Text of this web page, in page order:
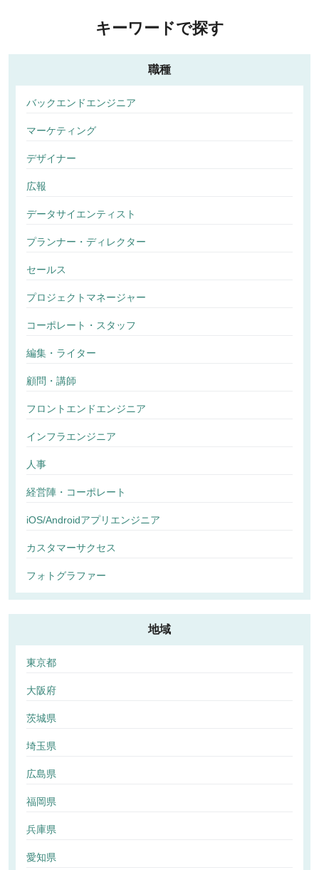
キーワードで探す
職種
バックエンドエンジニア
マーケティング
デザイナー
広報
データサイエンティスト
プランナー・ディレクター
セールス
プロジェクトマネージャー
コーポレート・スタッフ
編集・ライター
顧問・講師
フロントエンドエンジニア
インフラエンジニア
人事
経営陣・コーポレート
iOS/Androidアプリエンジニア
カスタマーサクセス
フォトグラファー
地域
東京都
大阪府
茨城県
埼玉県
広島県
福岡県
兵庫県
愛知県